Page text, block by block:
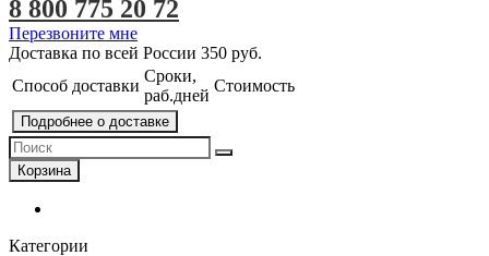
8 800 775 20 72
Перезвоните мне
Доставка по всей России 350 руб.
Способ доставки
Сроки,
раб.дней
Стоимость
Подробнее о доставке
Корзина
Категории